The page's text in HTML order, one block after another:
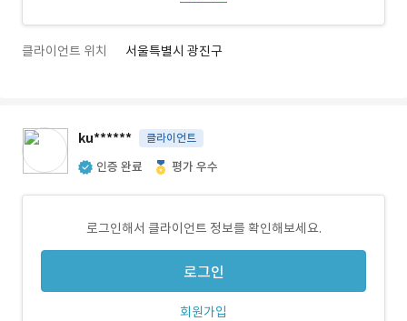
클라이언트 위치 서울특별시 광진구
ku****** 클라이언트
인증 완료 평가 우수
로그인해서 클라이언트 정보를 확인해보세요.
로그인
회원가입